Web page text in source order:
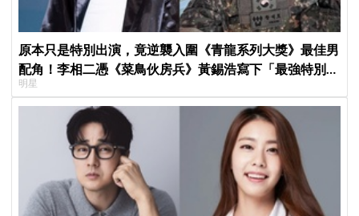
原本只是特別出演，竟逆襲入圍《青龍系列大獎》最佳男
配角！李相二憑《菜鳥伙房兵》黃錫浩寫下「最強特別出
演」傳奇
明星